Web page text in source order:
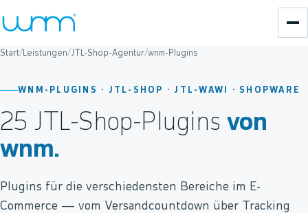
Start/Leistungen/JTL-Shop-Agentur/wnm-Plugins
WNM-PLUGINS · JTL-SHOP · JTL-WAWI · SHOPWARE
25 JTL-Shop-Plugins von
wnm.
Plugins für die verschiedensten Bereiche im E-
Commerce — vom Versandcountdown über Tracking